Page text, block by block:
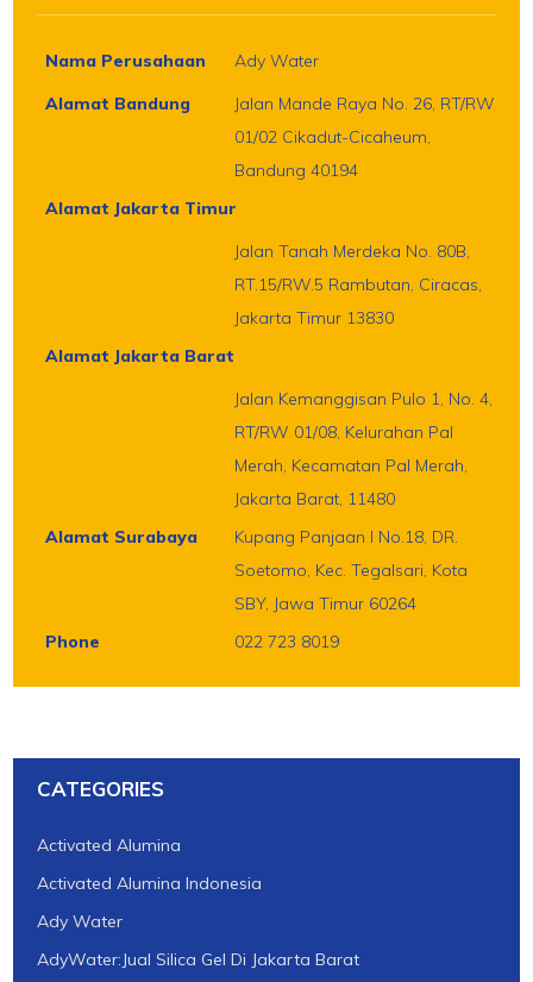
Nama Perusahaan
Ady Water
Alamat Bandung
Jalan Mande Raya No. 26, RT/RW
01/02 Cikadut-Cicaheum,
Bandung 40194
Alamat Jakarta Timur
Jalan Tanah Merdeka No. 80B,
RT.15/RW.5 Rambutan, Ciracas,
Jakarta Timur 13830
Alamat Jakarta Barat
Jalan Kemanggisan Pulo 1, No. 4,
RT/RW 01/08, Kelurahan Pal
Merah, Kecamatan Pal Merah,
Jakarta Barat, 11480
Alamat Surabaya
Kupang Panjaan I No.18, DR.
Soetomo, Kec. Tegalsari, Kota
SBY, Jawa Timur 60264
Phone
022 723 8019
CATEGORIES
Activated Alumina
Activated Alumina Indonesia
Ady Water
AdyWater:Jual Silica Gel Di Jakarta Barat